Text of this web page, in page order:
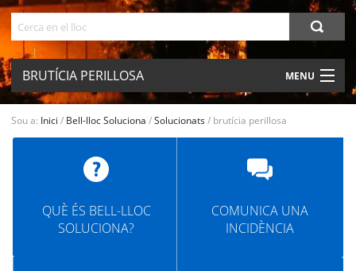
BRUTÍCIA PERILLOSA MENU
SEU ELECTRÒNICA
BELL-LLOC SOLUCIONA
Sou a: Inici / Bell-lloc Soluciona /Solucionats/ brutícia perillosa
QUÈ ÉS BELL-LLOC
SOLUCIONA?
COMUNICA UNA
INCIDÈNCIA